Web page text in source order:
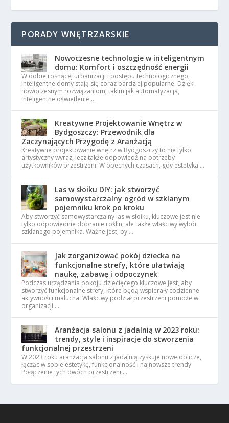
PORADY WNĘTRZARSKIE
Nowoczesne technologie w inteligentnym
domu: Komfort i oszczędność energii
W dobie rosnącej urbanizacji i postępu technologicznego,
inteligentne domy stają się coraz bardziej popularne. Dzięki
nowoczesnym rozwiązaniom, takim jak automatyzacja,
inteligentne oświetlenie …
Kreatywne Projektowanie Wnętrz w
Bydgoszczy: Przewodnik dla
Zaczynających Przygodę z Aranżacją
Kreatywne projektowanie wnętrz w Bydgoszczy to nie tylko
artystyczny wyraz, lecz także odpowiedź na potrzeby
użytkowników przestrzeni. W obecnych czasach, gdy estetyka …
Las w słoiku DIY: jak stworzyć
samowystarczalny ogród w szklanym
pojemniku krok po kroku
Aby stworzyć samowystarczalny las w słoiku, kluczowe jest nie
tylko odpowiednie dobranie roślin, ale także właściwy wybór
szklanego pojemnika. Ważne jest, by …
Jak zorganizować pokój dziecka na
funkcjonalne strefy, które ułatwiają
naukę, zabawę i odpoczynek
Podczas urządzania pokoju dziecięcego kluczowe jest, aby
stworzyć funkcjonalne strefy, które będą wspierały codzienne
aktywności malucha. Właściwy podział przestrzeni pomoże w
organizacji …
Aranżacja salonu z jadalnią w 2023 roku:
trendy, style i inspiracje do stworzenia
funkcjonalnej przestrzeni
W 2023 roku aranżacja salonu z jadalnią zyskuje nowe oblicze,
łącząc w sobie estetykę, funkcjonalność i najnowsze trendy.
Połączenie tych dwóch przestrzeni …